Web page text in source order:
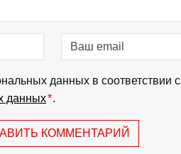
данных в соответствии с
данных*.
КОММЕНТАРИЙ